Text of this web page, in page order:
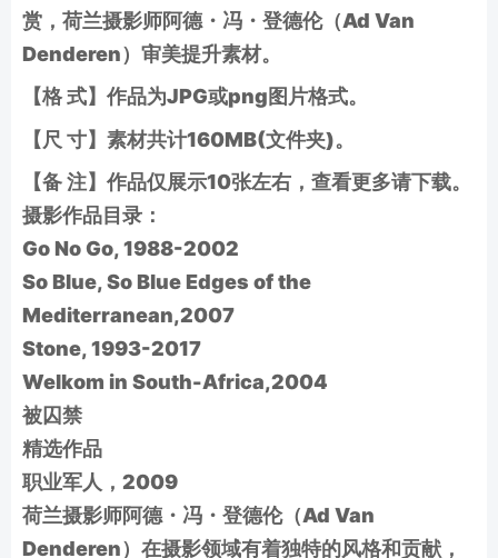
赏，荷兰摄影师阿德・冯・登德伦（Ad Van
Denderen）审美提升素材。
【格 式】作品为JPG或png图片格式。
【尺 寸】素材共计160MB(文件夹)。
【备 注】作品仅展示10张左右，查看更多请下载。
摄影作品目录：
Go No Go, 1988-2002
So Blue, So Blue Edges of the
Mediterranean,2007
Stone, 1993-2017
Welkom in South-Africa,2004
被囚禁
精选作品
职业军人，2009
荷兰摄影师阿德・冯・登德伦（Ad Van
Denderen）在摄影领域有着独特的风格和贡献，